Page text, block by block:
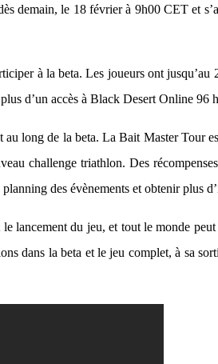
demain, le 18 février à 9h00 CET et
à la beta. Les joueurs ont
d’un accès à Black Desert Online 96
long de la beta. La Bait Master
challenge triathlon. Des
des évènements et obtenir plus
lancement du jeu, et tout le monde
dans la beta et le jeu complet, à sa